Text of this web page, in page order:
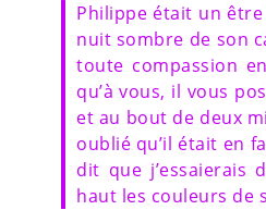
Philippe était un
nuit sombre de son
toute compassion
qu’à vous, il vous
et au bout de deux
oublié qu’il était en
dit que j’essaierais
haut les couleurs de